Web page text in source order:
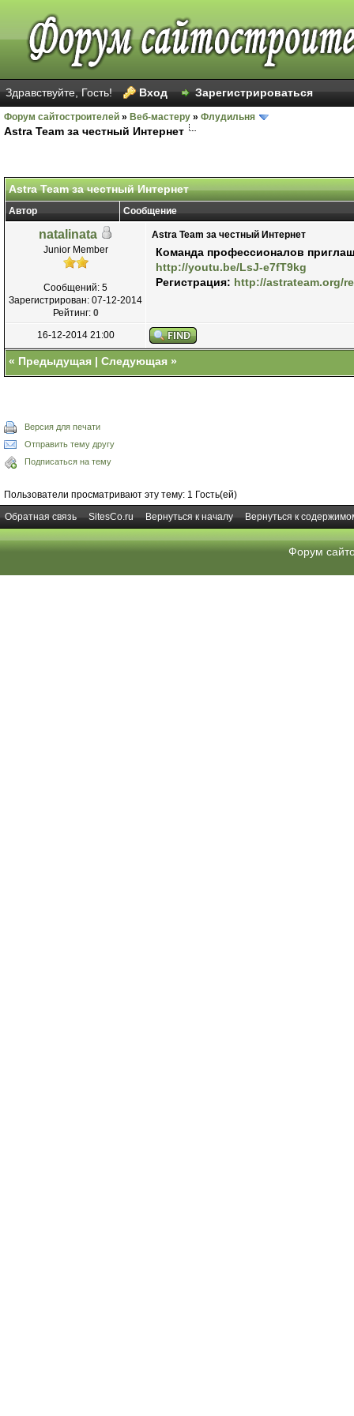
Здравствуйте, Гость! Вход Зарегистрироваться
Форум сайтостроителей » Веб-мастеру » Флудильня
Astra Team за честный Интернет
Astra Team за честный Интернет
Автор Сообщение
natalinata
Junior Member
Сообщений: 5
Зарегистрирован: 07-12-2014
Рейтинг: 0
Astra Team за честный Интернет
Команда профессионалов
http://youtu.be/LsJ-e7fT9kg
Регистрация: http://astrateam.org/
16-12-2014 21:00
« Предыдущая | Следующая »
Версия для печати
Отправить тему другу
Подписаться на тему
Пользователи просматривают эту тему: 1 Гость(ей)
Обратная связь
SitesCo.ru Вернуться к началу Вернуться к
Форум